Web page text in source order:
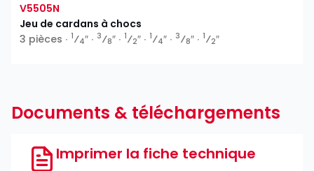
V5505N
Jeu de cardans à chocs
3 pièces ∙ 1⁄4″ ∙ 3⁄8″ ∙ 1⁄2″ ∙ 1⁄4″ ∙ 3⁄8″ ∙ 1⁄2″
Documents & téléchargements
Imprimer la fiche technique